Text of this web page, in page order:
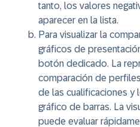
tanto, los valores
aparecer en la lista.
Para visualizar la
gráficos de
botón dedicado. La
comparación de
de las cualificaciones y
gráfico de barras. La
puede evaluar